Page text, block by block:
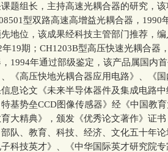
题组长，主持高速光耦合器的研究，
型双路高速高增益光耦合器，
地位，该成果经科技主管部门推荐，
年19期；CH1203B型高压快速光耦合器
1994年通过部级鉴定，该产品属国内
《高压快地光耦合器应用电路》、《
信息论文《未来半导体器件及集成电路
基势垒CCD图像传感器》经《中国教
育大精典》，颁发《优秀论文著作》证
队、教育、科技、经济、文化五十年
科技英才》、《中华国际英才研究院专